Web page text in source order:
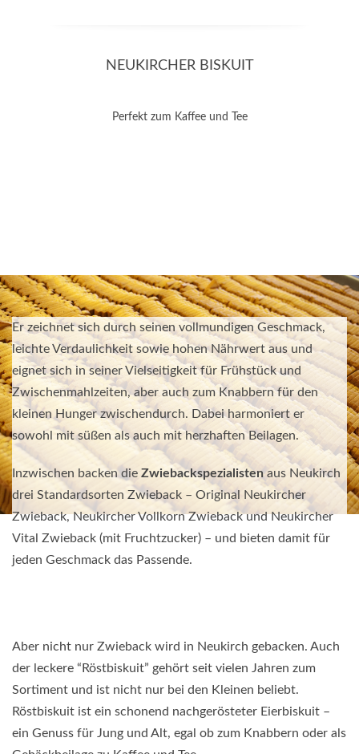
NEUKIRCHER BISKUIT
Perfekt zum Kaffee und Tee
Er zeichnet sich durch seinen vollmundigen Geschmack,
leichte Verdaulichkeit sowie hohen Nährwert aus und
eignet sich in seiner Vielseitigkeit für Frühstück und
Zwischenmahlzeiten, aber auch zum Knabbern für den
kleinen Hunger zwischendurch. Dabei harmoniert er
sowohl mit süßen als auch mit herzhaften Beilagen.
Inzwischen backen die Zwiebackspezialisten aus Neukirch
drei Standardsorten Zwieback – Original Neukircher
Zwieback, Neukircher Vollkorn Zwieback und Neukircher
Vital Zwieback (mit Fruchtzucker) – und bieten damit für
jeden Geschmack das Passende.
Aber nicht nur Zwieback wird in Neukirch gebacken. Auch
der leckere “Röstbiskuit” gehört seit vielen Jahren zum
Sortiment und ist nicht nur bei den Kleinen beliebt.
Röstbiskuit ist ein schonend nachgerösteter Eierbiskuit –
ein Genuss für Jung und Alt, egal ob zum Knabbern oder als